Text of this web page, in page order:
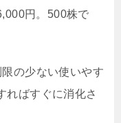
円。500株で
の少ない使いやす
ればすぐに消化さ